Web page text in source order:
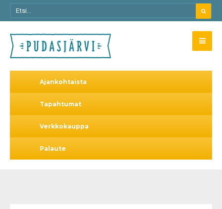
Ajankohtaista
Tapahtumat
Verkkokauppa
Palaute